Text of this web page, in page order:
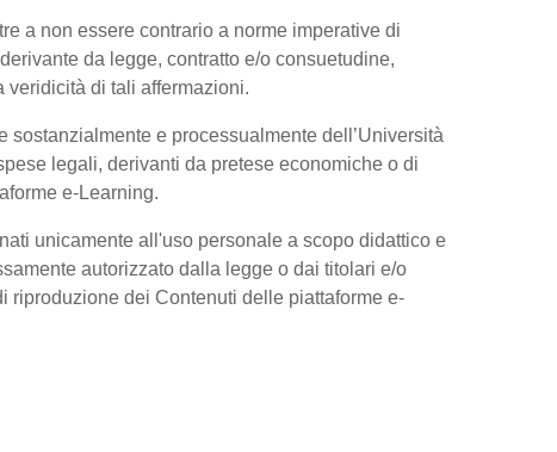
a non essere contrario a norme imperative di
da legge, contratto e/o consuetudine,
veridicità di tali affermazioni.
e processualmente dell’Università
legali, derivanti da pretese economiche o di
e-Learning.
unicamente all'uso personale a scopo didattico e
autorizzato dalla legge o dai titolari e/o
riproduzione dei Contenuti delle piattaforme e-